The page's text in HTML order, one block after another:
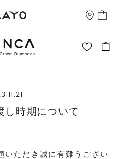
し時期について
ただき誠に有難うござい